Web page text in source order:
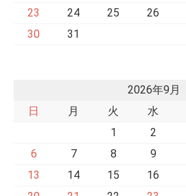
23 24 25 26
30
31
2026年9月
日
月 火 水
1
2
6
7 8 9
13
14 15 16